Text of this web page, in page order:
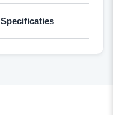
Specificaties